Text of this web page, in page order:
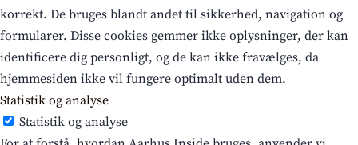
korrekt. De bruges blandt andet til sikkerhed, navigation og
formularer. Disse cookies gemmer ikke oplysninger, der kan
identificere dig personligt, og de kan ikke fravælges, da
hjemmesiden ikke vil fungere optimalt uden dem.
Statistik og analyse
Statistik og analyse